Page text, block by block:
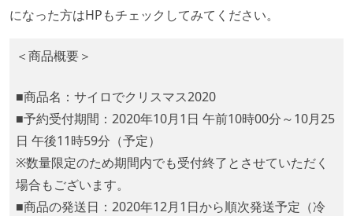
になった方はHPもチェックしてみてください。
＜商品概要＞
■商品名：サイロでクリスマス2020
■予約受付期間：2020年10月1日 午前10時00分～10月25
日 午後11時59分（予定）
※数量限定のため期間内でも受付終了とさせていただく
場合もございます。
■商品の発送日：2020年12月1日から順次発送予定（冷